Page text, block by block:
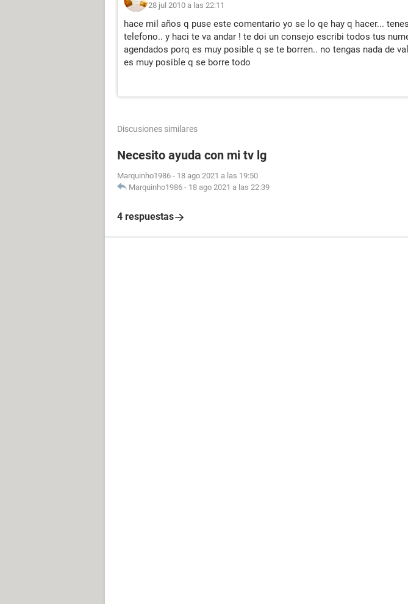
28 jul 2010 a las 22:11
hace mil años q puse este comentario yo se lo qe hay q hacer...
telefono.. y haci te va andar ! te doi un consejo escribi todos tus
agendados porq es muy posible q se te borren.. no tengas nada de
es muy posible q se borre todo
Discusiones similares
Necesito ayuda con mi tv lg
Marquinho1986 - 18 ago 2021 a las 19:50
Marquinho1986 - 18 ago 2021 a las 22:39
4 respuestas